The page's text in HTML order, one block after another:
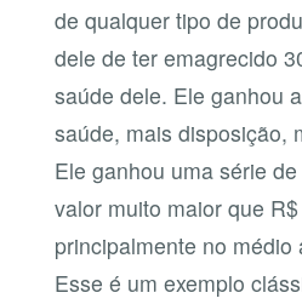
de qualquer tipo de
dele de ter emagrecido
saúde dele. Ele ganhou
saúde, mais disposição,
Ele ganhou uma série
valor muito maior que
principalmente no médio
Esse é um exemplo